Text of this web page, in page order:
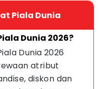
Piala Dunia
Dunia 2026?
Dunia 2026
atribut
diskon dan